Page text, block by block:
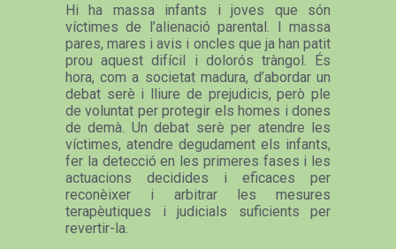
Hi ha massa infants i joves que són
víctimes de l’alienació parental. I massa
pares, mares i avis i oncles que ja han patit
prou aquest difícil i dolorós tràngol. És
hora, com a societat madura, d’abordar un
debat serè i lliure de prejudicis, però ple
de voluntat per protegir els homes i dones
de demà. Un debat serè per atendre les
víctimes, atendre degudament els infants,
fer la detecció en les primeres fases i les
actuacions decidides i eficaces per
reconèixer i arbitrar les mesures
terapèutiques i judicials suficients per
revertir-la.